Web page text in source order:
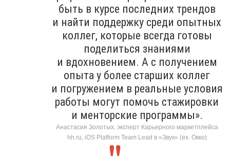
быть в курсе последних трендов
и найти поддержку среди опытных
коллег, которые всегда готовы
поделиться знаниями
и вдохновением. А с получением
опыта у более старших коллег
и погружением в реальные условия
работы могут помочь стажировки
и менторские программы».
Анастасия Золотых, эксперт Карьерного маркетплейса
hh.ru, iOS Platform Team Lead в «Звук» (ex. Окко)